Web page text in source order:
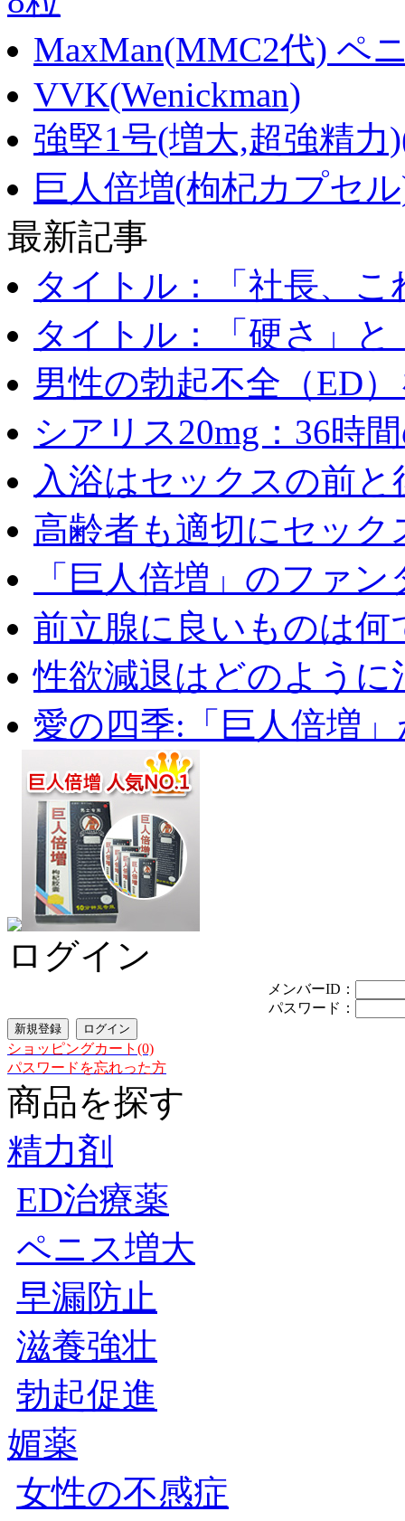
MaxMan(MMC2代) ペ
VVK(Wenickman)
強堅1号(増大,超強精力
巨人倍増(枸杞カプセ
最新記事
タイトル：「社長、こ
タイトル：「硬さ」と
男性の勃起不全（ED
シアリス20mg：36時
入浴はセックスの前と
高齢者も適切にセック
「巨人倍増」のファ
前立腺に良いものは何
性欲減退はどのように
愛の四季:「巨人倍増
ログイン
メンバーID：
パスワード：
ショッピングカート(0)
パスワードを忘れった方
商品を探す
精力剤
ED治療薬
ペニス増大
早漏防止
滋養強壮
勃起促進
媚薬
女性の不感症